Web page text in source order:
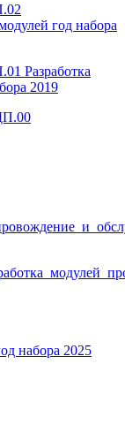
год набора
Разработка
2019
набора 2025